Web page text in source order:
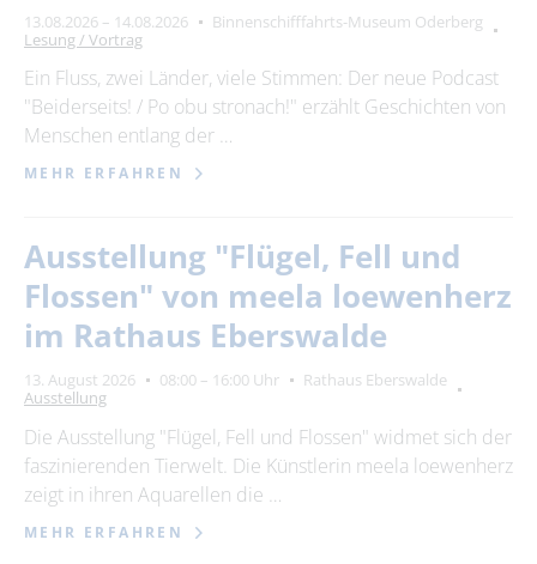
13.08.2026 – 14.08.2026
Binnenschifffahrts-Museum Oderberg
Lesung / Vortrag
Ein Fluss, zwei Länder, viele Stimmen: Der neue Podcast
"Beiderseits! / Po obu stronach!" erzählt Geschichten von
Menschen entlang der …
MEHR ERFAHREN
Ausstellung "Flügel, Fell und
Flossen" von meela loewenherz
im Rathaus Eberswalde
13. August 2026 08:00 – 16:00 Uhr
Rathaus Eberswalde
Ausstellung
Die Ausstellung "Flügel, Fell und Flossen" widmet sich der
faszinierenden Tierwelt. Die Künstlerin meela loewenherz
zeigt in ihren Aquarellen die …
MEHR ERFAHREN